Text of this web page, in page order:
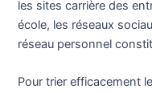
les sites carrière des
école, les réseaux
réseau personnel
Pour trier efficacement